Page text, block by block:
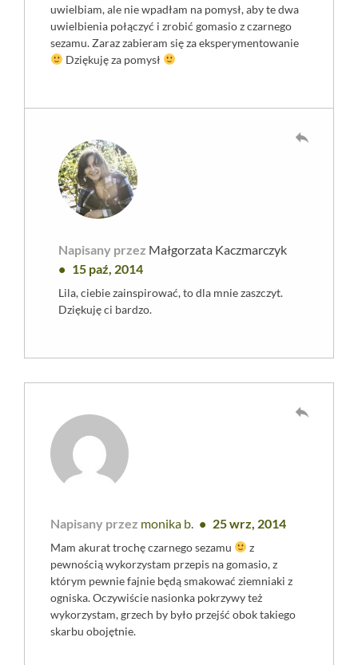
uwielbiam, ale nie wpadłam na pomysł, aby te dwa
uwielbienia połączyć i zrobić gomasio z czarnego
sezamu. Zaraz zabieram się za eksperymentowanie
Dziękuję za pomysł
Napisany przez Małgorzata Kaczmarczyk
15 paź, 2014
Lila, ciebie zainspirować, to dla mnie zaszczyt.
Dziękuję ci bardzo.
reply
Napisany przez monika b. 25 wrz, 2014
Mam akurat trochę czarnego sezamu
z
pewnością wykorzystam przepis na gomasio, z
którym pewnie fajnie będą smakować ziemniaki z
ogniska. Oczywiście nasionka pokrzywy też
wykorzystam, grzech by było przejść obok takiego
skarbu obojętnie.
reply